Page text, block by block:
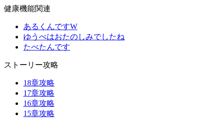
健康機能関連
あるくんですW
ゆうべはおたのしみでしたね
たべたんです
ストーリー攻略
18章攻略
17章攻略
16章攻略
15章攻略